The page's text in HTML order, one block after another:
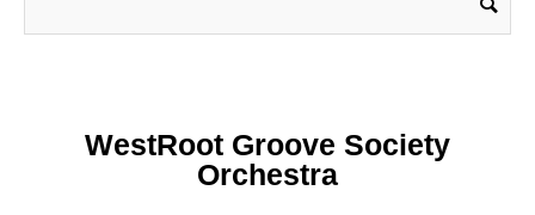
WestRoot Groove Society
Orchestra